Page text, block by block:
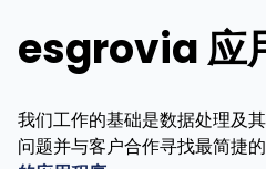
esgrovia 应
我们工作的基础是数据处理及
问题并与客户合作寻找最简捷